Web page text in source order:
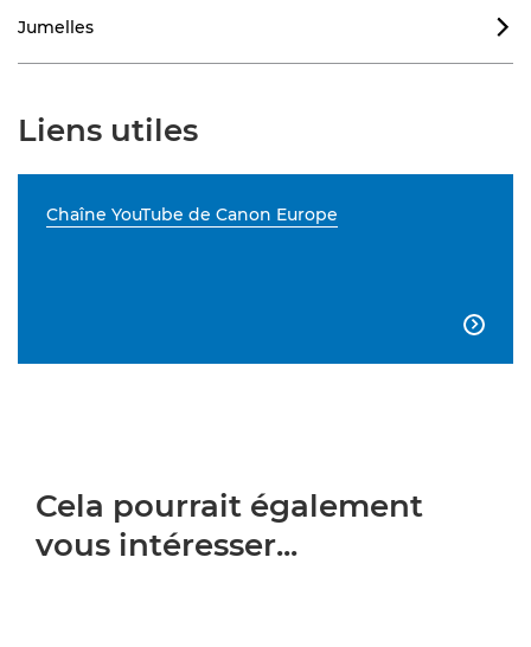
Jumelles 
Liens utiles
Chaîne YouTube de Canon Europe

Cela pourrait également
vous intéresser...